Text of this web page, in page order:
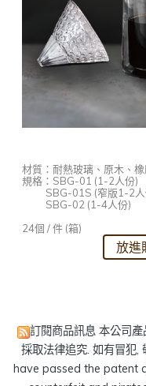
材質：耐熱玻璃、原木、
規格： SBG-01 (1-2人份)
SBG-01S (窄版1-2人
SBG-02 (1-4人份)
24個 / 件 (箱)
訂閱商品訊息本公司產
採取法律追究. 如有冒犯
have passed the patent